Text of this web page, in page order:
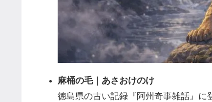
麻桶の毛｜あさおけのけ
徳島県の古い記録『阿州奇事雑話』